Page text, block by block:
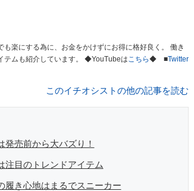
やすい快適な環境つくりを。 街歩き、タウンユースでも使いやすいアイテムも紹介しています。 ◆YouTubeはこちら◆ ■Twitter
このイチオシストの他の記事を読む
売前から大バズり！
注目のトレンドアイテム
履き心地はまるでスニーカー